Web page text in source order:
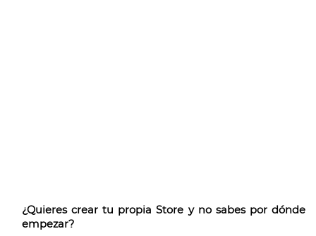
¿Quieres crear tu propia Store y no sabes por dónde
empezar?